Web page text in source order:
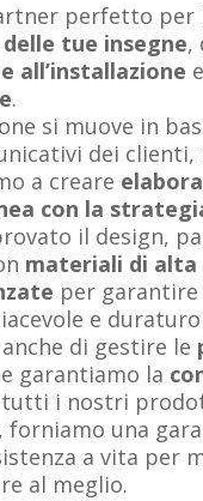
perfetto per
tue insegne,
all’installazione e
.
si muove in
dei clienti,
a creare
con la
il design,
materiali di alta
per
e
di gestire le
e garantiamo la
i nostri
forniamo una
a vita per
al meglio.